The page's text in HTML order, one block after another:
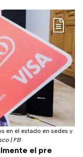
en el estado en sedes y
| FB
el pre